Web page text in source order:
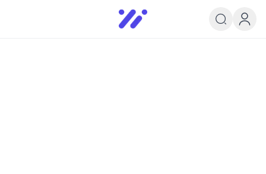
Infoedu
Ta&#039;lim xabarlari va